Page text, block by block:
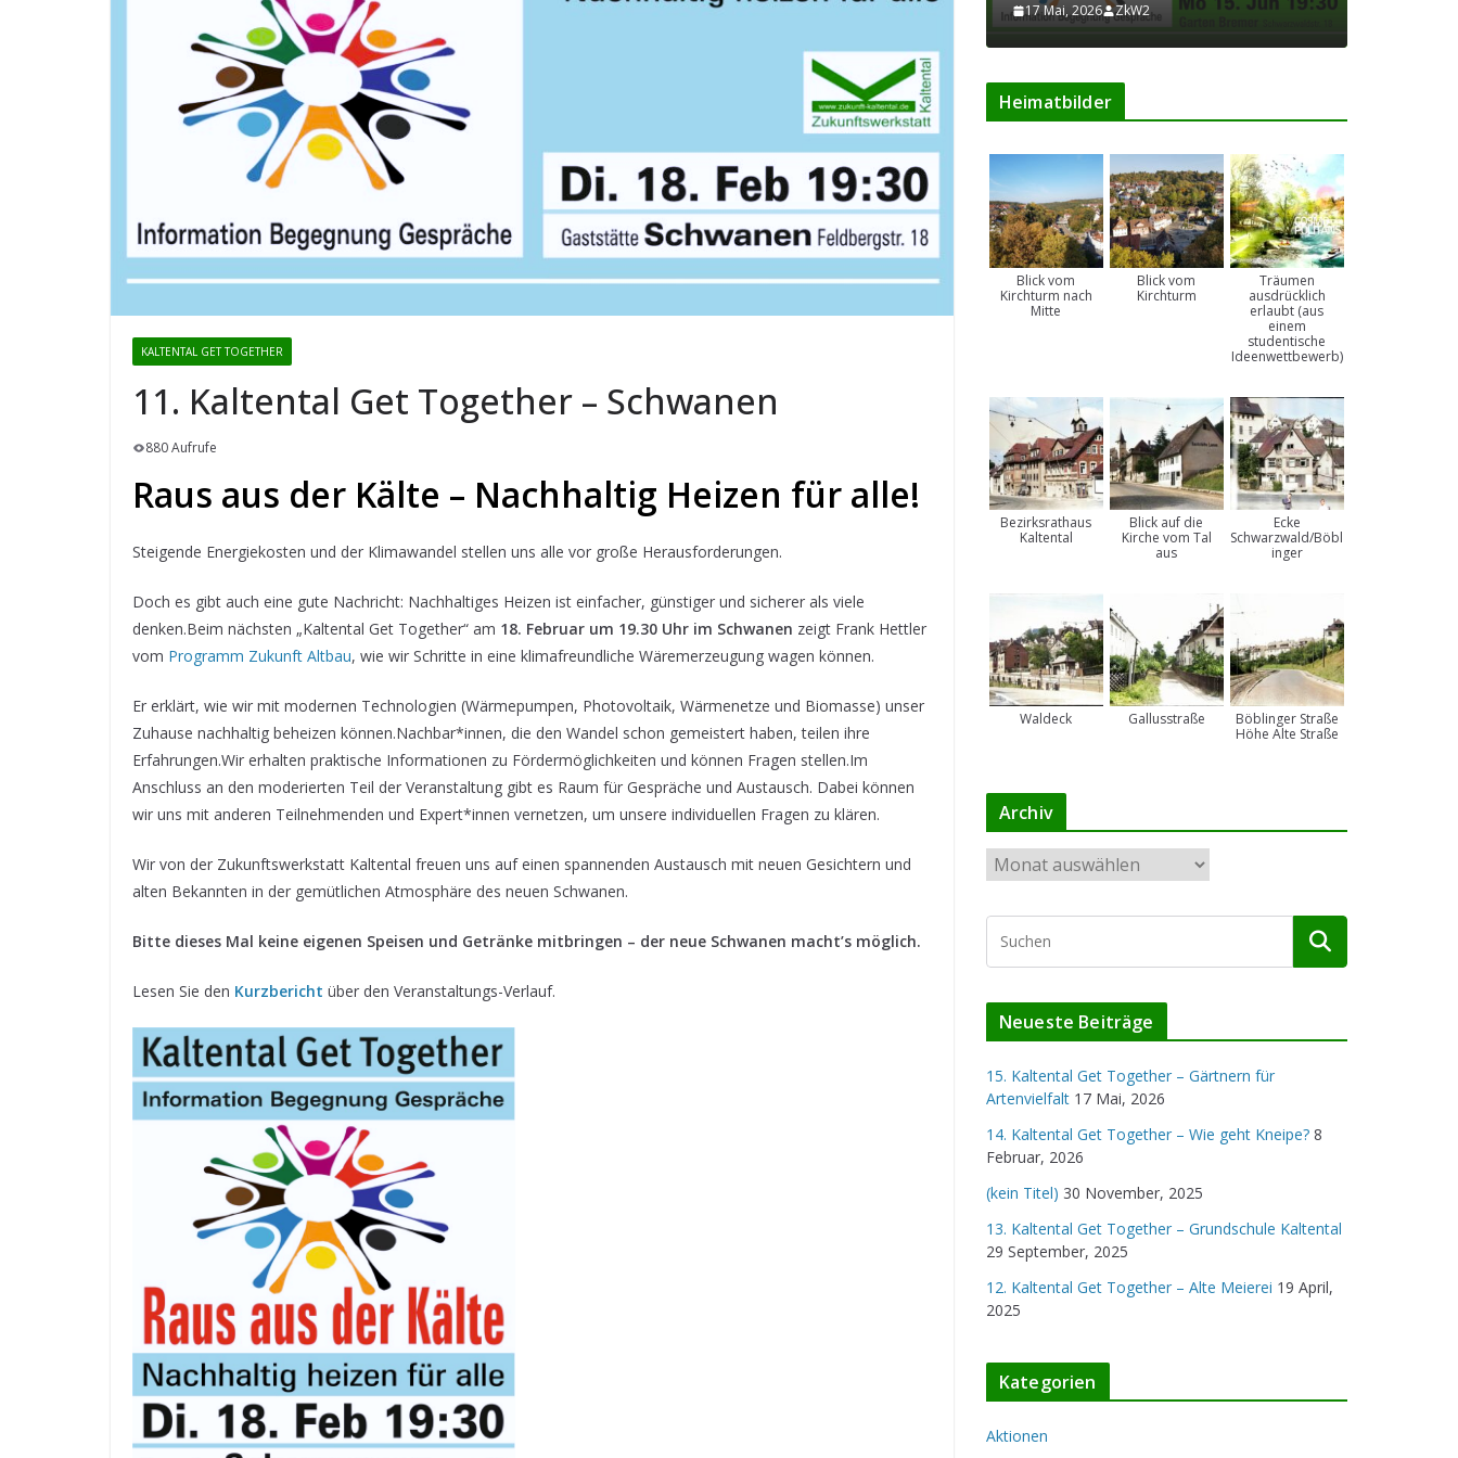
KALTENTAL GET TOGETHER
11. Kaltental Get Together – Schwanen
880 Aufrufe
Raus aus der Kälte – Nachhaltig Heizen für alle!
Steigende Energiekosten und der Klimawandel stellen uns alle vor große Herausforderungen.
Doch es gibt auch eine gute Nachricht: Nachhaltiges Heizen ist einfacher, günstiger und sicherer als viele
denken.Beim nächsten „Kaltental Get Together“ am 18. Februar um 19.30 Uhr im Schwanen zeigt Frank Hettler
vom Programm Zukunft Altbau, wie wir Schritte in eine klimafreundliche Wäremerzeugung wagen können.
Er erklärt, wie wir mit modernen Technologien (Wärmepumpen, Photovoltaik, Wärmenetze und Biomasse) unser
Zuhause nachhaltig beheizen können.Nachbar*innen, die den Wandel schon gemeistert haben, teilen ihre
Erfahrungen.Wir erhalten praktische Informationen zu Fördermöglichkeiten und können Fragen stellen.Im
Anschluss an den moderierten Teil der Veranstaltung gibt es Raum für Gespräche und Austausch. Dabei können
wir uns mit anderen Teilnehmenden und Expert*innen vernetzen, um unsere individuellen Fragen zu klären.
Wir von der Zukunftswerkstatt Kaltental freuen uns auf einen spannenden Austausch mit neuen Gesichtern und
alten Bekannten in der gemütlichen Atmosphäre des neuen Schwanen.
Bitte dieses Mal keine eigenen Speisen und Getränke mitbringen – der neue Schwanen macht’s möglich.
Lesen Sie den Kurzbericht über den Veranstaltungs-Verlauf.
17 Mai, 2026 17 Mai, 2026 ZkW2
Heimatbilder
Blick vom
Kirchturm nach
Mitte
Blick vom
Kirchturm
Träumen
ausdrücklich
erlaubt (aus
einem
studentische
Ideenwettbewerb)
Bezirksrathaus
Kaltental
Blick auf die
Kirche vom Tal
aus
Ecke
Schwarzwald/Böbl
inger
Waldeck Gallusstraße
Böblinger Straße
Höhe Alte Straße
Archiv
c
i
Neueste Beiträge
15. Kaltental Get Together – Gärtnern für
Artenvielfalt 17 Mai, 2026
14. Kaltental Get Together – Wie geht Kneipe? 8
Februar, 2026
(kein Titel) 30 November, 2025
13. Kaltental Get Together – Grundschule Kaltental
29 September, 2025
12. Kaltental Get Together – Alte Meierei 19 April,
2025
Kategorien
Aktionen